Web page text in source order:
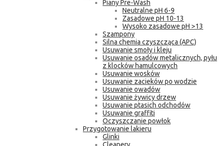
Piany Pre-Wash
Neutralne pH 6-9
Zasadowe pH 10-13
Wysoko zasadowe pH >13
Szampony
Silna chemia czyszcząca (APC)
Usuwanie smoły i kleju
Usuwanie osadów metalicznych, pyłu
z klocków hamulcowych
Usuwanie wosków
Usuwanie zacieków po wodzie
Usuwanie owadów
Usuwanie żywicy drzew
Usuwanie ptasich odchodów
Usuwanie graffiti
Oczyszczanie powłok
Przygotowanie lakieru
Glinki